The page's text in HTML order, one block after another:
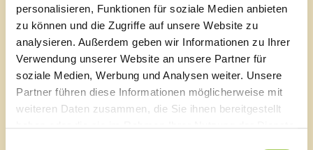
personalisieren, Funktionen für soziale Medien anbieten
zu können und die Zugriffe auf unsere Website zu
analysieren. Außerdem geben wir Informationen zu Ihrer
Verwendung unserer Website an unsere Partner für
soziale Medien, Werbung und Analysen weiter. Unsere
Partner führen diese Informationen möglicherweise mit
weiteren Daten zusammen, die Sie ihnen bereitgestellt
haben oder die sie im Rahmen Ihrer Nutzung der Dienste
Die neuen Standorte wurden bewusst so gewählt, dass
sie sowohl von Fußgänger:innen als auch von
Autofahrer:innen gut wahrgenommen werden können.
Wie gehabt signalisieren Personen durch das
Platznehmen auf dem Mitfahrbänkle und das
Hochziehen der Fahne, dass sie gerne mitgenommen
werden möchten. So wird unkompliziert und
niederschwellig eine Mitfahrgelegenheit möglich.